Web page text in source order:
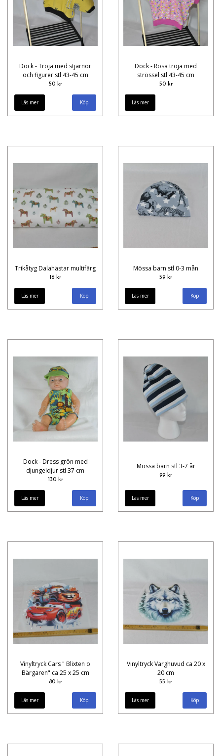
Dock - Tröja med stjärnor
och figurer stl 43-45 cm
50 kr
Läs mer
Dock - Rosa tröja med
strössel stl 43-45 cm
50 kr
Läs mer
Trikåtyg Dalahästar multifärg
16 kr
Läs mer
Mössa barn stl 0-3 mån
59 kr
Läs mer
Dock - Dress grön med
djungeldjur stl 37 cm
130 kr
Läs mer
Mössa barn stl 3-7 år
99 kr
Läs mer
Vinyltryck Cars " Blixten o
Bärgaren" ca 25 x 25 cm
80 kr
Läs mer
Vinyltryck Varghuvud ca 20 x
20 cm
55 kr
Läs mer